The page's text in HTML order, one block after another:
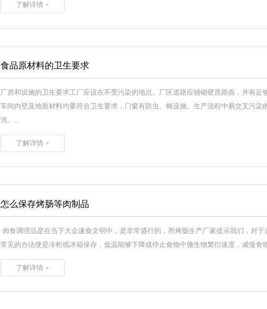
了解详情 +
食品原材料的卫生要求
厂房和设施的卫生要求工厂应设在不受污染的地点。厂区道路应铺砌硬质路面，并有足
车间内壁及地面材料均要符合卫生要求，门窗有防虫、蝇设施。生产流程中易交叉污染
洗。...
了解详情 +
怎么保存烤肠等肉制品
肉食调理品是在当下大众速食文明中，是非常盛行的，而烤肠生产厂家提示我们，对
常见的办法便是冷柜或冰箱保存，低温能够下降或停止食物中微生物繁衍速度，减慢食
了解详情 +